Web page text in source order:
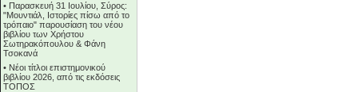
• Παρασκευή 31 Ιουλίου, Σύρος:
"Μουντιάλ, Ιστορίες πίσω από το
τρόπαιο" παρουσίαση του νέου
βιβλίου των Χρήστου
Σωτηρακόπουλου & Φάνη
Τσοκανά
• Νέοι τίτλοι επιστημονικού
βιβλίου 2026, από τις εκδόσεις
ΤΟΠΟΣ